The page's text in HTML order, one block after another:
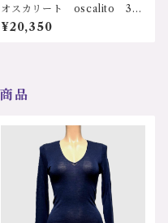
オスカリート oscalito 316
2 イタリア インポート 輸
入下着 FILO SCOZIA コッ
チオ 価格：20350円（送料
¥20,350
品